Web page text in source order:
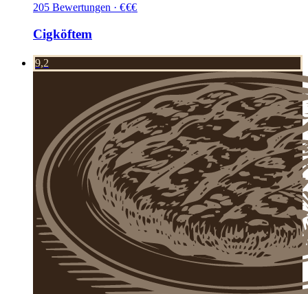
205 Bewertungen · €€€
Cigköftem
9,2